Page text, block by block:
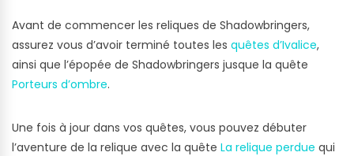
Avant de commencer les reliques de Shadowbringers,
assurez vous d’avoir terminé toutes les quêtes d’Ivalice,
ainsi que l’épopée de Shadowbringers jusque la quête
Porteurs d’ombre.
Une fois à jour dans vos quêtes, vous pouvez débuter
l’aventure de la relique avec la quête La relique perdue qui